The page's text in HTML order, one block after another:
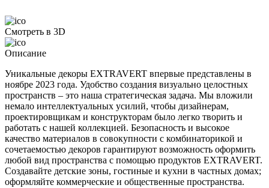
Смотреть в 3D
Описание
Уникальные декоры EXTRAVERT впервые представлены в
ноябре 2023 года. Удобство создания визуально целостных
пространств – это наша стратегическая задача. Мы вложили
немало интеллектуальных усилий, чтобы дизайнерам,
проектировщикам и конструкторам было легко творить и
работать с нашей коллекцией. Безопасность и высокое
качество материалов в совокупности с комбинаторикой и
сочетаемостью декоров гарантируют возможность оформить
любой вид пространства с помощью продуктов EXTRAVERT.
Создавайте детские зоны, гостиные и кухни в частных домах;
оформляйте коммерческие и общественные пространства.